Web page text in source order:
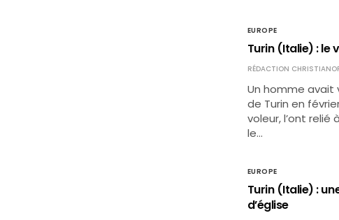
EUROPE
Turin (Italie) : le
RÉDACTION
Un homme avait
de Turin en
voleur, l’ont
le…
EUROPE
Turin (Italie) :
d’église